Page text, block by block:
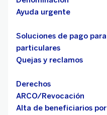
Ayuda urgente
Soluciones de pago para
particulares
Quejas y reclamos
Derechos
ARCO/Revocación
Alta de beneficiarios por